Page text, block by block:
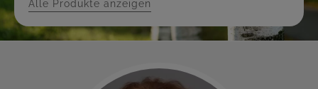
Alle Produkte anzeigen